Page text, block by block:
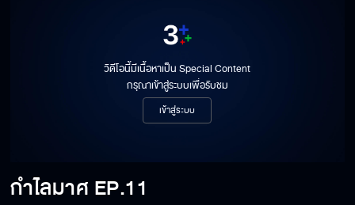
วิดีโอนี้มีเนื้อหาเป็น Special Content
กรุณาเข้าสู่ระบบเพื่อรับชม
เข้าสู่ระบบ
กำไลมาศ EP.11